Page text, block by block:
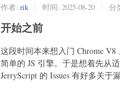
作者: rik 时间: 2025-08-20 分
开始之前
这段时间本来想入门 Chrome V8，
简单的 JS 引擎。于是想着先从
JerryScript 的 Issues 有好多关于